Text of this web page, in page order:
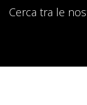
Cerca tra le